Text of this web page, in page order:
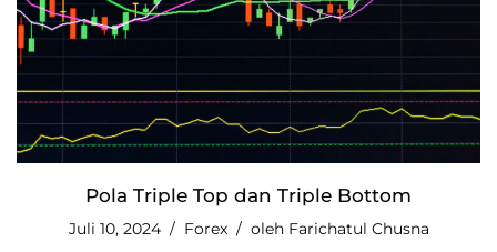
Pola Triple Top dan Triple Bottom
Juli 10, 2024 Forex oleh Farichatul Chusna